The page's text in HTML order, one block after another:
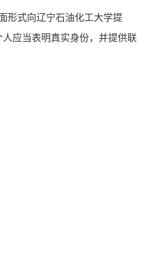
形式向辽宁石油化工大学提
应当表明真实身份，并提供联